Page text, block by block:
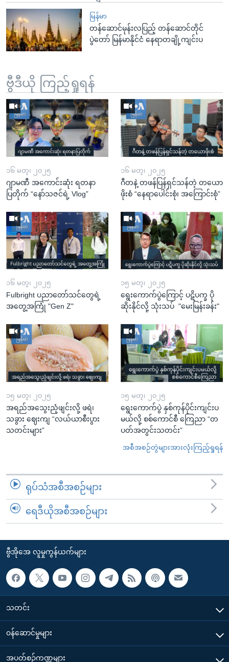
မြန်မာ
တန်ဆောင်မုန်းလပြည့် တန်ဆောင်တိုင်
ပွဲတော် မြန်မာနိုင်ငံ နေရာတချို့ကျင်းပ
ဗွီဒီယို ကြည့်ရှုရန်
၁၆ မတ္၊ ၂၀၂၅
ဂျာမဏီ အကောင်းဆုံး ရတနာ
ပြတိုက် “နော်သဇင်ရဲ့ Vlog”
၁၆ မတ္၊ ၂၀၂၅
ဂီတနဲ့ တဖန်ပြန်ရှင်သန်တဲ့ တယော
ဖိုးစံ “နေရာပေါင်းစုံ၊ အကြောင်းစုံ”
၁၆ မတ္၊ ၂၀၂၅
Fulbright ပညာတော်သင်တွေရဲ့
အတွေ့အကြုံ "Gen Z"
၁၅ မတ္၊ ၂၀၂၅
ရွေးကောက်ပွဲကြောင့် ပဋိပက္ခ ပို
ဆိုးနိုင်လို့ သုံးသပ် "မေးမြန်းခန်း"
၁၅ မတ္၊ ၂၀၂၅
အရည်အသွေးညံ့ဖျင်းလို့ ဖရဲ၊
သခွား ဈေးကျ “လယ်ယာစီးပွား
သတင်းများ”
၁၅ မတ္၊ ၂၀၂၅
ရွေးကောက်ပွဲ နှစ်ကုန်ပိုင်းကျင်းပ
မယ်လို့ စစ်ကောင်စီ ကြေညာ “တ
ပတ်အတွင်းသတင်း”
အစီအစဉ်တွဲများအားလုံးကြည့်ရှုရန်
ရုပ်သံအစီအစဉ်များ
ရေဒီယိုအစီအစဉ်များ
ဗွီအိုအေ လူမှုကွန်ယက်များ
သတင်း
၀န်ဆောင်မှုများ
အပတ်စဉ်ကဏ္ဍများ